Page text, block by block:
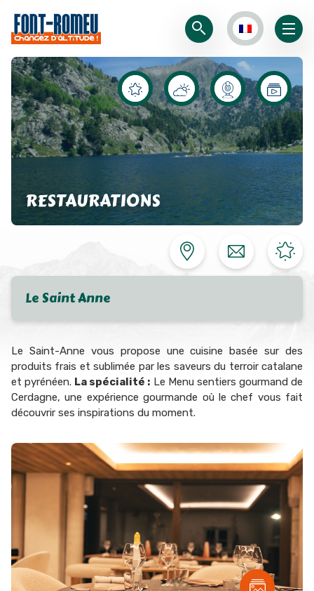
RESTAURATIONS
Le Saint Anne
Le Saint-Anne vous propose une cuisine basée sur des
produits frais et sublimée par les saveurs du terroir catalane
et pyrénéen. La spécialité : Le Menu sentiers gourmand de
Cerdagne, une expérience gourmande où le chef vous fait
découvrir ses inspirations du moment.